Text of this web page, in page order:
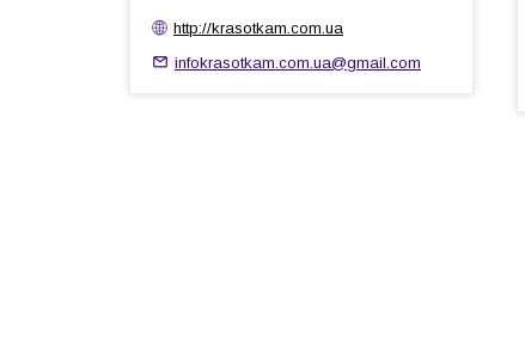
http://krasotkam.com.ua
infokrasotkam.com.ua@gmail.com